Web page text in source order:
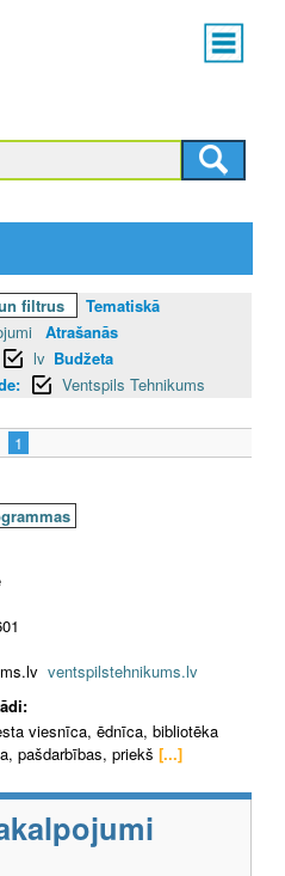
Main
menu
filtrus
Tematiskā
Atrašanās
lv Budžeta
Ventspils Tehnikums
1
ventspilstehnikums.lv
viesnīca, ēdnīca, bibliotēka
pašdarbības, priekš [...]